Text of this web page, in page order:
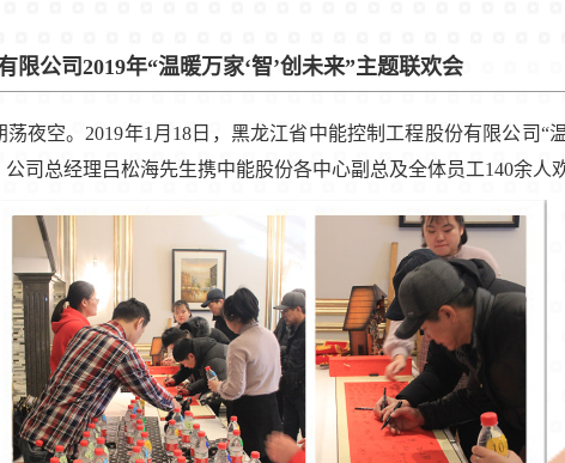
限公司2019年“温暖万家‘智’创未来”主题联欢会
夜空。 2019年1 月 18 日，黑龙江省中能控制工程股份有限公司“
司总经理吕松海先生携中能股份各中心副总及全体员工140余人